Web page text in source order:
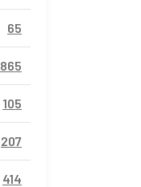
65
865
105
207
414